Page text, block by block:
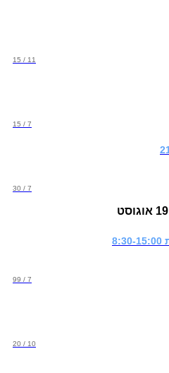
11 / 15
7 / 15
7 / 30
19 אוגוסט
7 / 99
10 / 20